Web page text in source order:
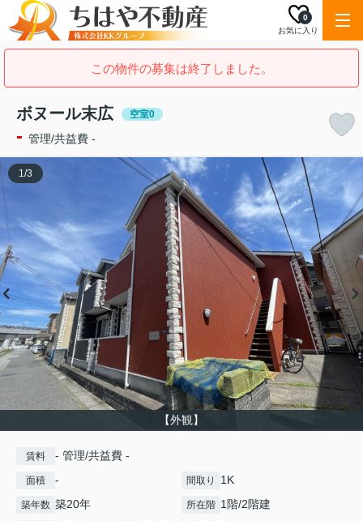
お気に入り
0
この物件の募集は終了しました。
ボヌール末広 空室0
- 管理/共益費 -
【外観】
1/3
賃料 - 管理/共益費 -
面積 - 間取り 1K
築年数 築20年 所在階 1階/2階建